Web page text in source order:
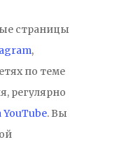
страницы
,
по теме
регулярно
YouTube. Вы